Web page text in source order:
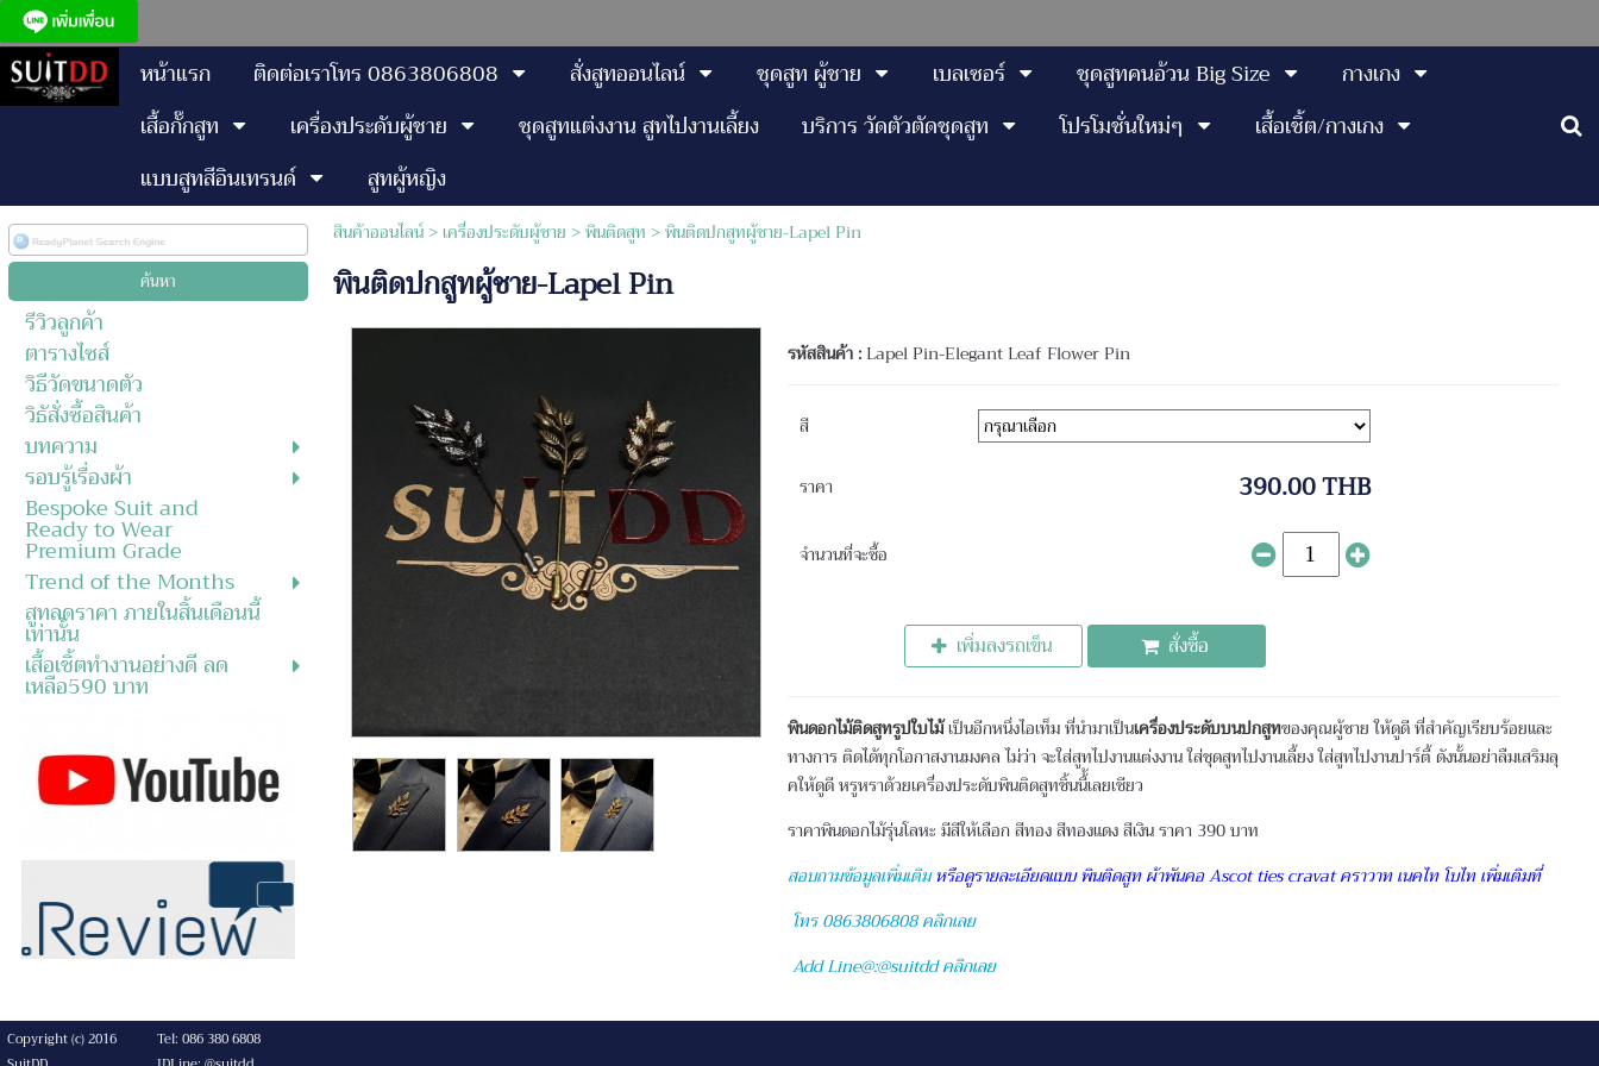
หน้าแรก ติดต่อเราโทร 0863806808 สั่งสูทออนไลน์ ชุดสูท ผู้ชาย เบลเซอร์ ชุดสูทคนอ้วน Big Size
กางเกง
เสื้อกั๊กสูท
เครื่องประดับผู้ชาย ชุดสูทแต่งงาน สูทไปงานเลี้ยง บริการ วัดตัวตัดชุดสูท โปรโมชั่นใหม่ๆ
เสื้อเชิ้ต/กางเกง
แบบสูทสีอินเทรนด์
สูทผู้หญิง
รีวิวลูกค้า
ตารางไซส์
วิธีวัดขนาดตัว
วิธัสั่งซื้อสินค้า
บทความ
รอบรู้เรื่องผ้า
Bespoke Suit and
Ready to Wear
Premium Grade
Trend of the Months
สูทลดราคา ภายในสิ้นเดือนนี้
เท่านั้น
เสื้อเชิ้ตทำงานอย่างดี ลด
เหลือ590 บาท
สินค้าออนไลน์>เครื่องประดับผู้ชาย >พินติดสูท > พินติดปกสูทผู้ชาย-Lapel Pin
พินติดปกสูทผู้ชาย-Lapel Pin
รหัสสินค้า : Lapel Pin-Elegant Leaf Flower Pin
สี
ราคา 390.00 THB
จำนวนที่จะซื้อ
เพิ่มลงรถเข็น สั่งซื้อ
พินดอกไม้ติดสูทรูปใบไม้เป็นอีกหนึ่งไอเท็ม ที่นำมาเป็นเครื่องประดับบนปกสูทของคุณผู้ชาย ให้ดูดี ที่สำคัญเรียบร้อยและ
ทางการ ติดได้ทุกโอกาสงานมงคล ไม่ว่า จะใส่สูทไปงานแต่งงาน ใส่ชุดสูทไปงานเลี้ยง ใส่สูทไปงานปาร์ตี้ ดังนั้นอย่าลืมเสริมลุ
คให้ดูดี หรูหราด้วยเครื่องประดับพินติดสูทชิ้นนี้้เลยเชียว
ราคาพินดอกไม้รุ่นโลหะ มีสีให้เลือก สีทอง สีทองแดง สีเงิน ราคา 390 บาท
สอบถามข้อมูลเพิ่มเติม หรือดูรายละเอียดแบบ พินติดสูท ผ้าพันคอ Ascot ties cravat คราวาท เนคไท โบไท เพิ่มเติมที่
โทร 0863806808 คลิกเลย
Add Line@:@suitdd คลิกเลย
Copyright (c) 2016
Tel: 086 380 6808